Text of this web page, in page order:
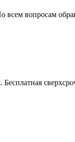
всем вопросам